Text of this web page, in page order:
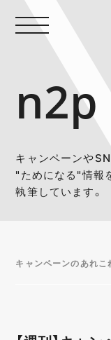
キャンペーンや
"ためになる"情報
執筆しています。
キャンペーンのあれこ